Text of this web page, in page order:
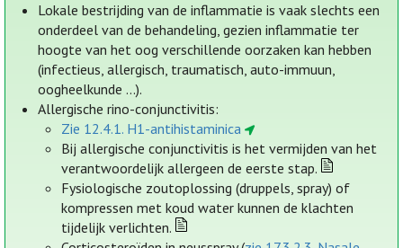
Lokale bestrijding van de inflammatie is vaak slechts een
onderdeel van de behandeling, gezien inflammatie ter
hoogte van het oog verschillende oorzaken kan hebben
(infectieus, allergisch, traumatisch, auto-immuun,
oogheelkunde ...).
Allergische rino-conjunctivitis:
Zie 12.4.1. H1-antihistaminica
Bij allergische conjunctivitis is het vermijden van het
verantwoordelijk allergeen de eerste stap.
Fysiologische zoutoplossing (druppels, spray) of
kompressen met koud water kunnen de klachten
tijdelijk verlichten.